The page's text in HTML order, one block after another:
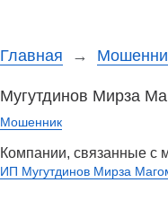
Главная →
Мугутдинов Мирза
Мошенник
Компании, связанные с
ИП Мугутдинов Мирза